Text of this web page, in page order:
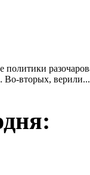
Во-вторых, верили...